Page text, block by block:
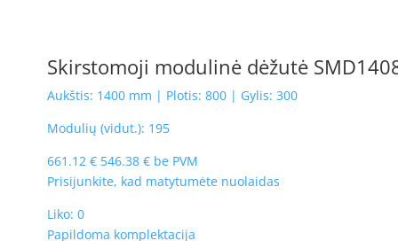
Skirstomoji modulinė dėžutė
Aukštis: 1400 mm | Plotis: 800 | Gylis: 300
Modulių (vidut.): 195
661.12 € 546.38 € be PVM
Prisijunkite, kad matytumėte nuolaidas
Liko: 0
Papildoma komplektacija